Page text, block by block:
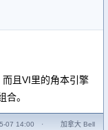
且VI里的角本引擎
。
07 14:00 · 加拿大 Bell